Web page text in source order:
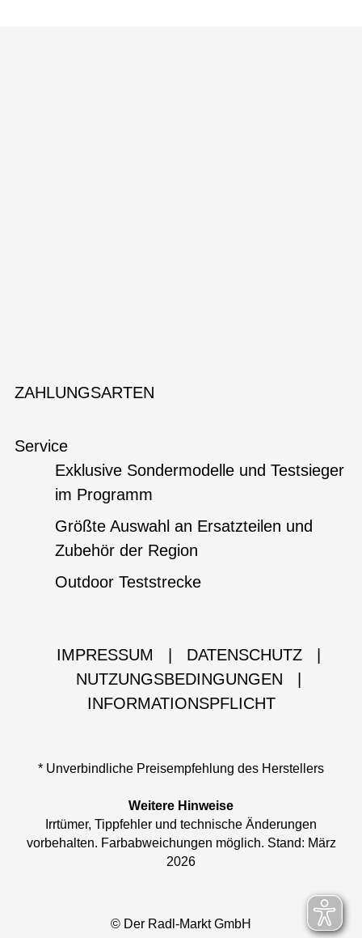
ZAHLUNGSARTEN
Service
Exklusive Sondermodelle und Testsieger
im Programm
Größte Auswahl an Ersatzteilen und
Zubehör der Region
Outdoor Teststrecke
IMPRESSUM DATENSCHUTZ
NUTZUNGSBEDINGUNGEN
INFORMATIONSPFLICHT
* Unverbindliche Preisempfehlung des Herstellers
Weitere Hinweise
Irrtümer, Tippfehler und technische Änderungen
vorbehalten. Farbabweichungen möglich. Stand: März
2026
© Der Radl-Markt GmbH